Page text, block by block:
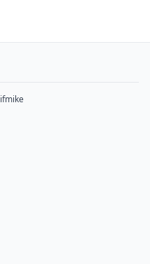
ifmike